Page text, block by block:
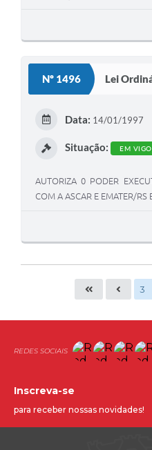
Nº 1496 Lei
Data: 14/01/1997
Situação: EM
AUTORIZA 0 PODER
COM A ASCAR E EMATER/RS
Inscreva-se
para receber nossas novidades!